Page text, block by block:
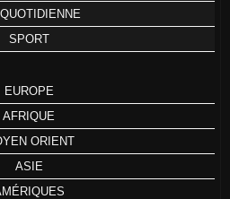
SPORT
EUROPE
AFRIQUE
ORIENT
ASIE